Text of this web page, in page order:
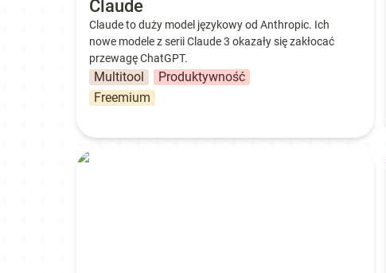
Claude
Claude to duży model językowy od Anthropic. Ich
nowe modele z serii Claude 3 okazały się zakłocać
przewagę ChatGPT.
Multitool
Produktywność
Freemium
Google Gemini